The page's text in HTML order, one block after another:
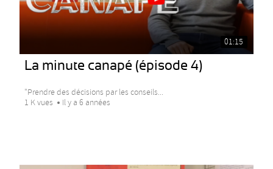
01:15
La minute canapé (épisode 4)
"Prendre des décisions par les conseils...
1 K vues
Il y a 6 années